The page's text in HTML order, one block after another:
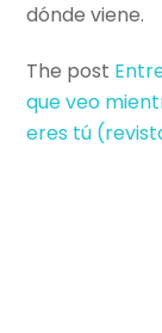
dónde viene.
The post
que veo
eres tú